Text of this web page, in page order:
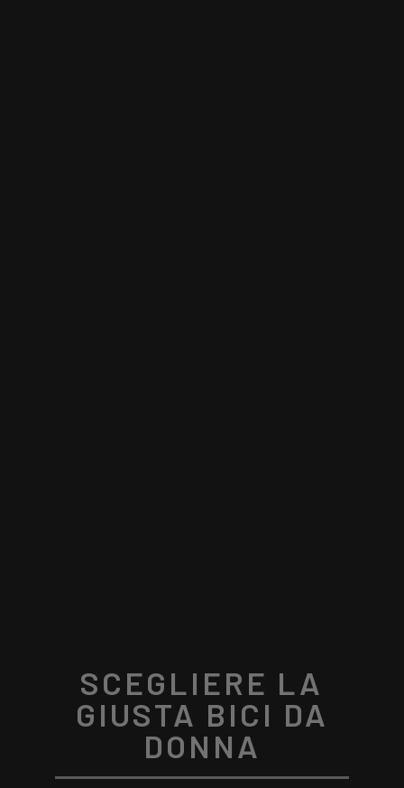
SCEGLIERE LA
GIUSTA BICI DA
DONNA